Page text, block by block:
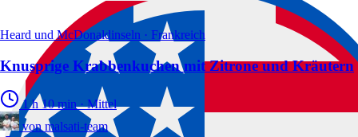
Heard und McDonaldinseln · Frankreich
Knusprige Krabbenkuchen mit Zitrone und Kräutern
1 h 10 min ·Mittel
von malsati-team